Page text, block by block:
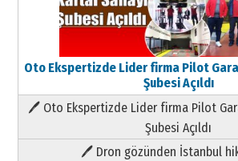
Oto Ekspertizde Lider firma Pilot
Şubesi Açıldı
🖊 Oto Ekspertizde Lider firma Pilot
Şubesi Açıldı
🖊 Dron gözünden İstanbul